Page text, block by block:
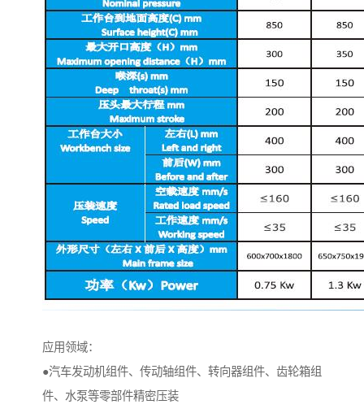
应用领域：
●汽车发动机组件、传动轴组件、转向器组件、齿轮箱组
件、水泵等零部件精密压装